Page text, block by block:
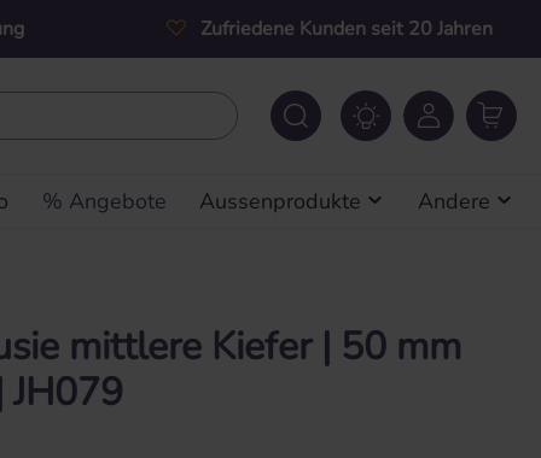
Zufriedene Kunden seit 20 Jahren
% Angebote Aussenprodukte Andere
mittlere Kiefer | 50 mm
JH079